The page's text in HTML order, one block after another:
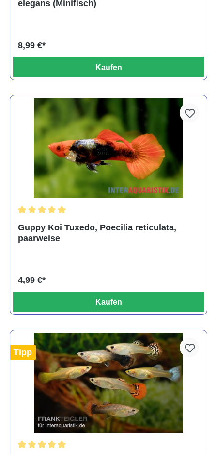
elegans (Minifisch)
8,99 €*
Kaufen
Guppy Koi Tuxedo, Poecilia reticulata,
paarweise
4,99 €*
Kaufen
Tipp